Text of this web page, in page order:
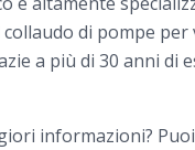
di pompe per
a più di 30 anni di
informazioni?